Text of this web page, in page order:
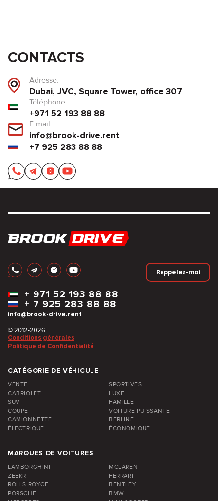
CONTACTS
Adresse:
Dubai, JVC, Square Tower, office 307
Téléphone:
+971 52 193 88 88
E-mail:
info@brook-drive.rent
+7 925 283 88 88
Rappelez-moi
info@brook-drive.rent
+ 7 925 283 88 88
+ 971 52 193 88 88
© 2012-2026.
Conditions générales
Politique de Confidentialité
CATÉGORIE DE VÉHICULE
VENTE
SPORTIVES
CABRIOLET
LUXE
SUV
FAMILLE
COUPÉ
VOITURE PUISSANTE
CAMIONNETTE
BERLINE
ÉLECTRIQUE
ÉCONOMIQUE
MARQUES DE VOITURES
LAMBORGHINI
MCLAREN
ZEEKR
FERRARI
ROLLS ROYCE
BENTLEY
PORSCHE
BMW